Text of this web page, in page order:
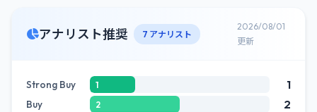
アナリスト推奨 7 アナリスト
2026/08/01
更新
Strong Buy 1 1
Buy 2 2